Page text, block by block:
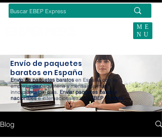
ME
NU
Envío de paquetes
baratos en España
Envío de paquetes baratos en España con la
empresa de paquetería y mensajería más
innovadora del país. Enviar paquetes baratos
nacionalese internacionales con EBEP Express.
Blog